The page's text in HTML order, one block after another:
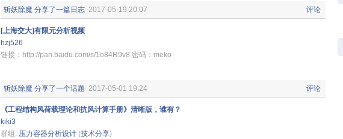
评论
斩妖除魔 分享了一篇日志 2017-05-19 20:07
[上海交大]有限元分析视频
hzj526
链接：http://pan.baidu.com/s/1o84R9v8 密码：meko
评论
斩妖除魔 分享了一个话题 2017-05-01 19:24
《工程结构风荷载理论和抗风计算手册》清晰版，谁有？
kiki3
群组: 压力容器分析设计 (技术分享)